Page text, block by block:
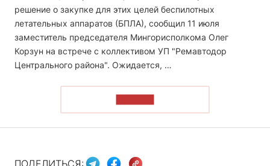
решение о закупке для этих целей беспилотных
летательных аппаратов (БПЛА), сообщил 11 июля
заместитель председателя Мингорисполкома Олег
Корзун на встрече с коллективом УП "Ремавтодор
Центрального района". Ожидается, …